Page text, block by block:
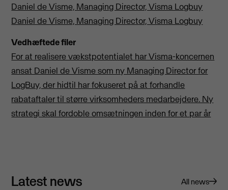
Daniel de Visme, Managing Director, Visma Logbuy
Daniel de Visme, Managing Director, Visma Logbuy
Vedhæftede filer
For at realisere vækstpotentialet har Visma-koncernen
ansat Daniel de Visme som ny Managing Director for
LogBuy, der hidtil har fokuseret på at forhandle
rabataftaler til større virksomheders medarbejdere. Ny
strategi skal fordoble omsætningen inden for et par år
Latest news All news